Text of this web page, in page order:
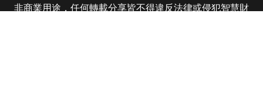
非商業用途，任何轉載分享皆不得違反法律或侵犯智慧財